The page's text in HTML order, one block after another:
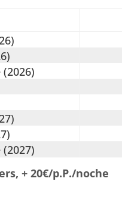
+ 20€/p.P./noche